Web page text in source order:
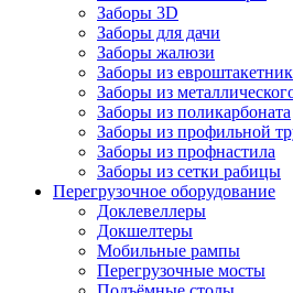
Заборы 3D
Заборы для дачи
Заборы жалюзи
Заборы из
Заборы из
Заборы из поликарбоната
Заборы из профильной
Заборы из профнастила
Заборы из сетки рабицы
Перегрузочное оборудование
Доклевеллеры
Докшелтеры
Мобильные рампы
Перегрузочные мосты